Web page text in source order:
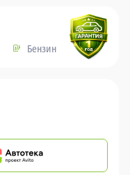
Бензин